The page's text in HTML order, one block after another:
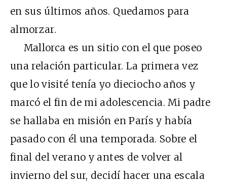
en sus últimos años. Quedamos para
almorzar.
Mallorca es un sitio con el que poseo
una relación particular. La primera vez
que lo visité tenía yo dieciocho años y
marcó el fin de mi adolescencia. Mi padre
se hallaba en misión en París y había
pasado con él una temporada. Sobre el
final del verano y antes de volver al
invierno del sur, decidí hacer una escala